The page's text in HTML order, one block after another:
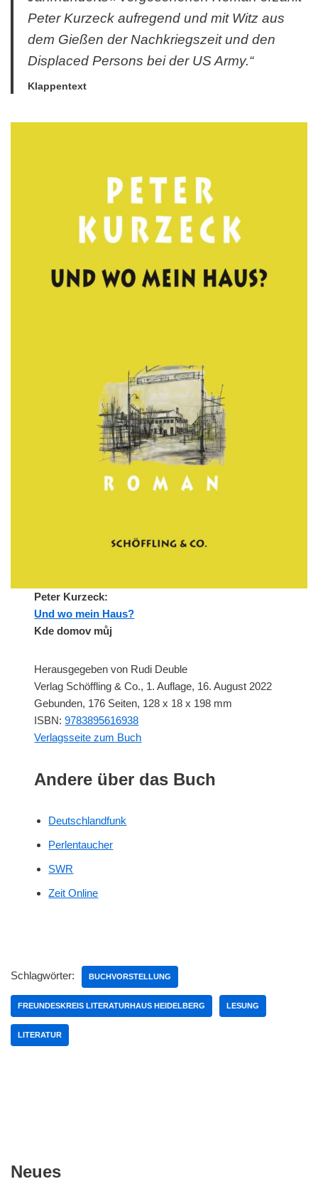
Peter Kurzeck aufregend und mit Witz aus
dem Gießen der Nachkriegszeit und den
Displaced Persons bei der US Army.“
Klappentext
Peter Kurzeck:
Und wo mein Haus?
Kde domov můj
Herausgegeben von Rudi Deuble
Verlag Schöffling & Co., 1. Auflage, 16. August 2022
Gebunden, 176 Seiten, 128 x 18 x 198 mm
ISBN: ‎9783895616938
Verlagsseite zum Buch
Andere über das Buch
Deutschlandfunk
Perlentaucher
SWR
Zeit Online
Schlagwörter: BUCHVORSTELLUNG
FREUNDESKREIS LITERATURHAUS HEIDELBERG LESUNG
LITERATUR
Neues